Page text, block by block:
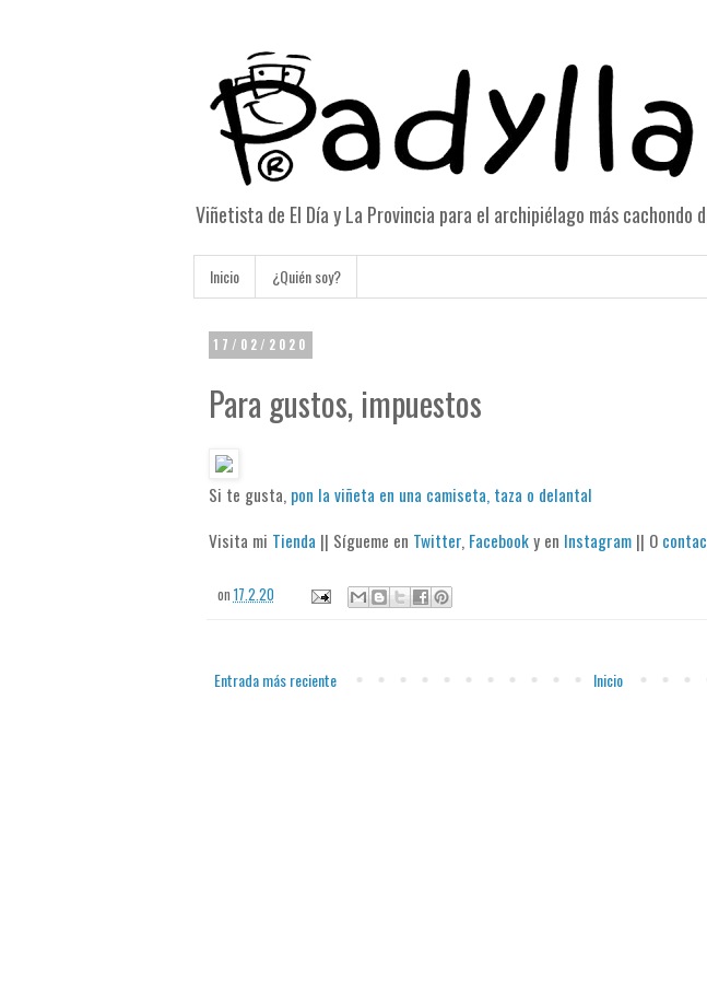
Viñetista de El Día y La Provincia para el archipiélago más cachondo
Inicio ¿Quién soy?
17/02/2020
Para gustos, impuestos
Si te gusta, pon la viñeta en una camiseta, taza o delantal
Visita mi Tienda || Sígueme en Twitter, Facebooky en Instagram|| O
on 17.2.20
Entrada más reciente Inicio